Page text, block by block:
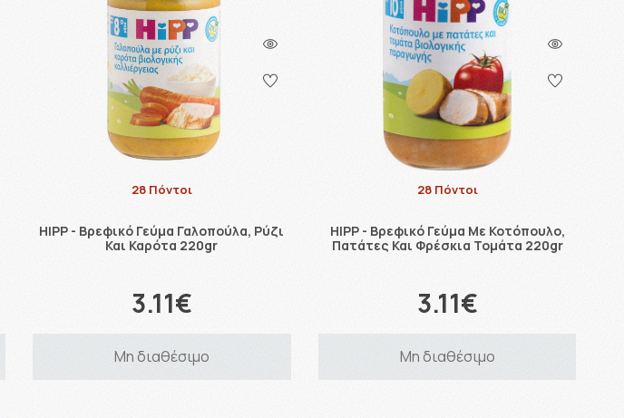
28 Πόντοι
HIPP - Βρεφικό Γεύμα Γαλοπούλα, Ρύζι
Και Καρότα 220gr
3.11€
Μη διαθέσιμο
28 Πόντοι
HIPP - Βρεφικό Γεύμα Με Κοτόπουλο,
Πατάτες Και Φρέσκια Τομάτα 220gr
3.11€
Μη διαθέσιμο